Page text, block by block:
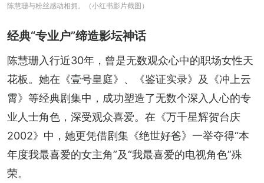
陈慧珊与粉丝感动相拥。（小红书影片截图）
经典“专业户”缔造影坛神话
陈慧珊入行近30年，曾是无数观众心中的职场女性天
花板。她在《壹号皇庭》、《鉴证实录》及《冲上云
霄》等经典剧集中，成功塑造了无数个深入人心的专
业人士角色，深受观众喜爱。在《万千星辉贺台庆
2002》中，她更凭借剧集《绝世好爸》一举夺得“本
年度我最喜爱的女主角”及“我最喜爱的电视角色”殊
荣。